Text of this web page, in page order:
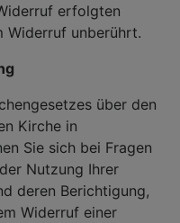
erfolgten
Widerruf unberührt.
über den
Kirche in
Sie sich bei Fragen
Nutzung Ihrer
deren Berichtigung,
Widerruf einer